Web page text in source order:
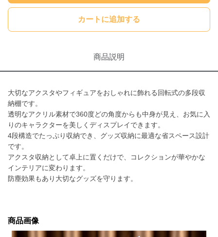
カートに追加する
商品説明
大切なアクスタやフィギュアをおしゃれに飾れる回転式の多段収
納棚です。
透明なアクリル素材で360度どの角度からも中身が見え、お気に入
りのキャラクターを美しくディスプレイできます。
4段構造でたっぷり収納でき、グッズ収納に最適な省スペース設計
です。
アクスタ収納として卓上に置くだけで、コレクションが華やかな
インテリアに変わります。
防塵効果もあり大切なグッズを守ります。
商品画像